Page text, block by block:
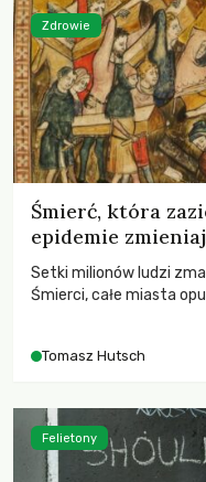
Śmierć, która
epidemie
Setki milionów ludzi
Śmierci, całe miasta
największych katastrof
Tomasz Hutsch
Zdrowie
Felietony